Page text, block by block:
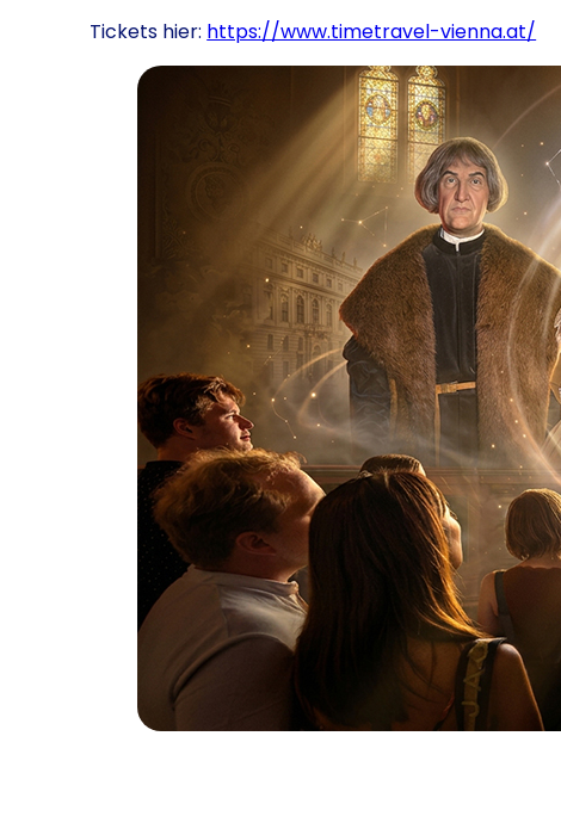
Tickets hier: https://www.timetravel-vienna.at/